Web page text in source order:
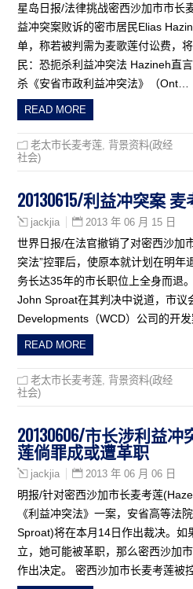
星岛日报/法律挑战密西沙加市市长
益冲突案败诉的密市居民Elias
单，称若被判需为麦歌莲付讼费，
民：恐扼杀利益冲突法 Hazineh直
杀《安省市政利益冲突法》（Ont…
READ MORE
老太市长麦考莲 背景资料(政经
社会)
20130615/利益冲突案
jackjia 2013 年 06 月 15 日
世界日报/在法官撤销了对密西沙加
突法”控罪后，使原本就计划在明年
务长达35年的市长职位上全身而退
John Sproat在其判决中说道，市议
Developments（WCD）公司的开
READ MORE
老太市长麦考莲 背景资料(政经
社会)
20130606/市长涉利益
莲倘罪成或遭革职
jackjia 2013 年 06 月 06 日
明报/针对密西沙加市长麦考莲
《利益冲突法》一案，安省高等法
Sproat)将在本月14日作出裁决。如
立，她可能被革职，那么密西沙加
作出决定。 密西沙加市长麦考莲被